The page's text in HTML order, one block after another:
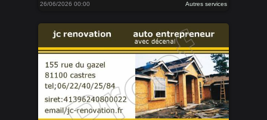
26/06/2026 00:00 Autres services